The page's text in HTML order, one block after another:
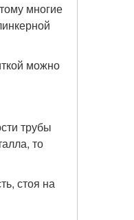
многие
можно
трубы
то
стоя на